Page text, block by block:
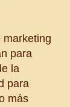
marketing
para
la
para
más